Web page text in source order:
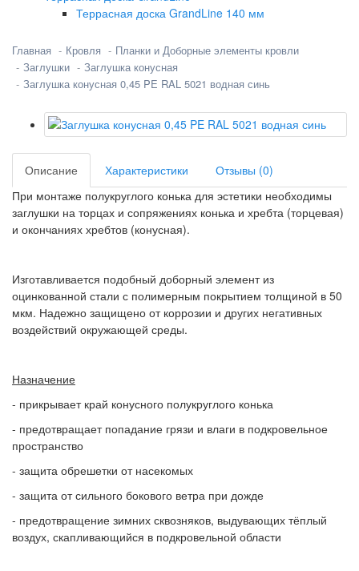
Террасная доска GrandLine 140 мм
Главная Кровля
Планки и Доборные элементы кровли
Заглушки
Заглушка конусная
Заглушка конусная 0,45 PE RAL 5021 водная синь
Описание Характеристики
Отзывы (0)
При монтаже полукруглого конька для эстетики необходимы
заглушки на торцах и сопряжениях конька и хребта (торцевая)
и окончаниях хребтов (конусная).
Изготавливается подобный доборный элемент из
оцинкованной стали с полимерным покрытием толщиной в 50
мкм. Надежно защищено от коррозии и других негативных
воздействий окружающей среды.
Назначение
- прикрывает край конусного полукруглого конька
- предотвращает попадание грязи и влаги в подкровельное
пространство
- защита обрешетки от насекомых
- защита от сильного бокового ветра при дожде
- предотвращение зимних сквозняков, выдувающих тёплый
воздух, скапливающийся в подкровельной области